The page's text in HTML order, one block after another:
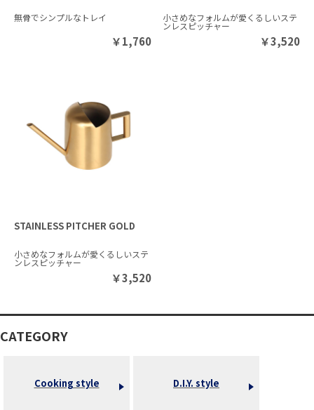
無骨でシンプルなトレイ
￥1,760
小さめなフォルムが愛くるしいステ
ンレスピッチャー
￥3,520
STAINLESS PITCHER GOLD
小さめなフォルムが愛くるしいステ
ンレスピッチャー
￥3,520
CATEGORY
Cooking style D.I.Y. style